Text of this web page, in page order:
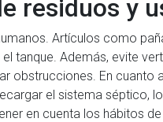
residuos y
Artículos como
tanque. Además, evite
obstrucciones. En cuanto
el sistema séptico,
en cuenta los hábitos